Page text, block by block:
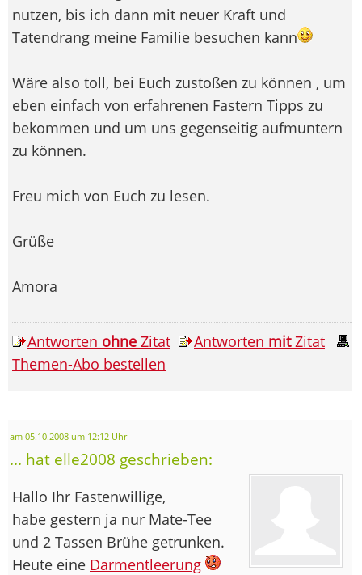
nutzen, bis ich dann mit neuer Kraft und
Tatendrang meine Familie besuchen kann
Wäre also toll, bei Euch zustoßen zu können , um
eben einfach von erfahrenen Fastern Tipps zu
bekommen und um uns gegenseitig aufmuntern
zu können.
Freu mich von Euch zu lesen.
Grüße
Amora
Antworten ohne Zitat Antworten mitZitat
Themen-Abo bestellen
am 05.10.2008 um 12:12 Uhr
... hat elle2008 geschrieben:
Hallo Ihr Fastenwillige,
habe gestern ja nur Mate-Tee
und 2 Tassen Brühe getrunken.
Heute eine Darmentleerung